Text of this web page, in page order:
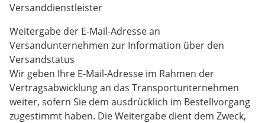
Versanddienstleister
Weitergabe der E-Mail-Adresse an
Versandunternehmen zur Information über den
Versandstatus
Wir geben Ihre E-Mail-Adresse im Rahmen der
Vertragsabwicklung an das Transportunternehmen
weiter, sofern Sie dem ausdrücklich im Bestellvorgang
zugestimmt haben. Die Weitergabe dient dem Zweck,